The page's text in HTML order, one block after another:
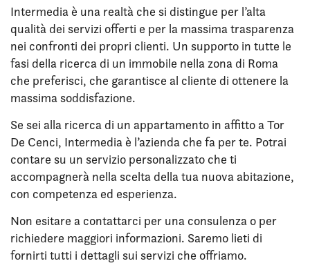
Intermedia è una realtà che si distingue per l’alta
qualità dei servizi offerti e per la massima trasparenza
nei confronti dei propri clienti. Un supporto in tutte le
fasi della ricerca di un immobile nella zona di Roma
che preferisci, che garantisce al cliente di ottenere la
massima soddisfazione.
Se sei alla ricerca di un appartamento in affitto a Tor
De Cenci, Intermedia è l’azienda che fa per te. Potrai
contare su un servizio personalizzato che ti
accompagnerà nella scelta della tua nuova abitazione,
con competenza ed esperienza.
Non esitare a contattarci per una consulenza o per
richiedere maggiori informazioni. Saremo lieti di
fornirti tutti i dettagli sui servizi che offriamo.